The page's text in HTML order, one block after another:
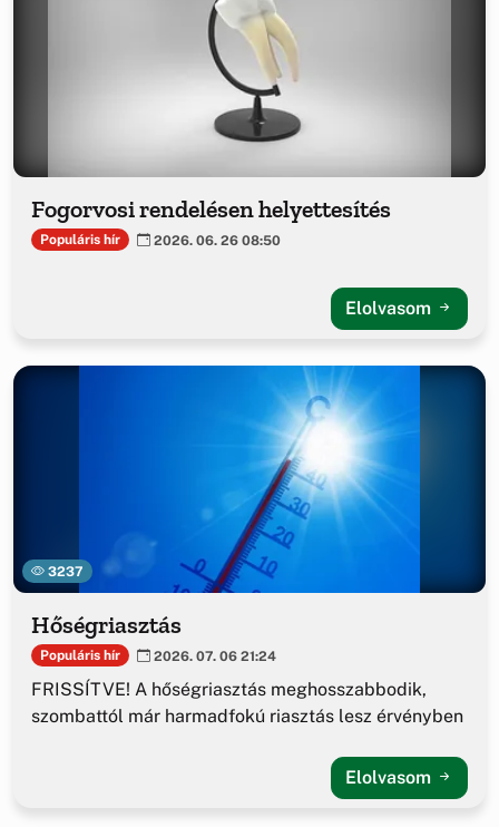
Fogorvosi rendelésen helyettesítés
Populáris hír 2026. 06. 26 08:50
Elolvasom
3237
Hőségriasztás
Populáris hír 2026. 07. 06 21:24
FRISSÍTVE! A hőségriasztás meghosszabbodik,
szombattól már harmadfokú riasztás lesz érvényben
Elolvasom